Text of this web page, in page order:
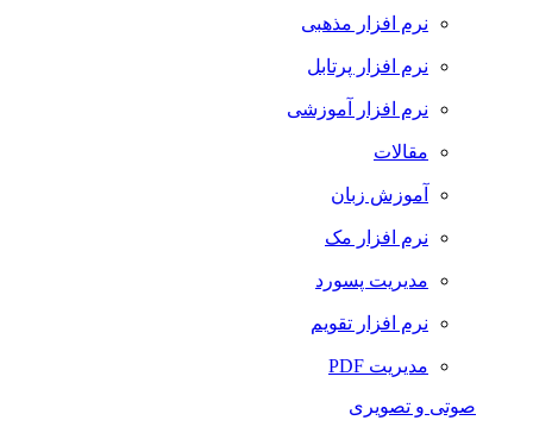
نرم افزار مذهبی
نرم افزار پرتابل
نرم افزار آموزشی
مقالات
آموزش زبان
نرم افزار مک
مدیریت پسورد
نرم افزار تقویم
مدیریت PDF
صوتی و تصویری